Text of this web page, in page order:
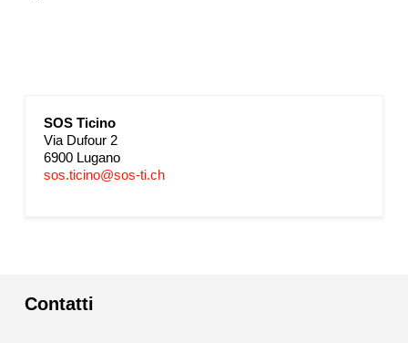
SOS Ticino
Via Dufour 2
6900 Lugano
sos.ticino@sos-ti.ch
Contatti